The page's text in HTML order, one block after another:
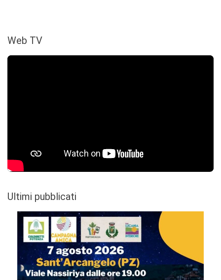
Web TV
Ultimi pubblicati